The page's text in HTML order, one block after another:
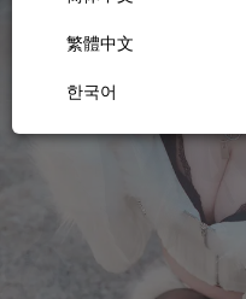
繁體中文
한국어